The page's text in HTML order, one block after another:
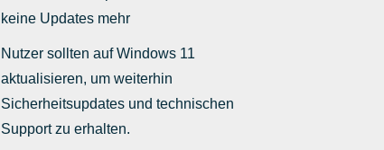
keine Updates mehr
Nutzer sollten auf Windows 11
aktualisieren, um weiterhin
Sicherheitsupdates und technischen
Support zu erhalten.